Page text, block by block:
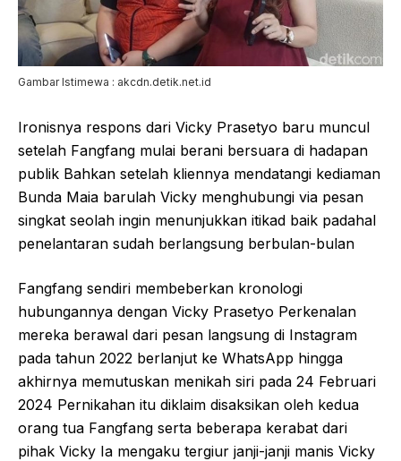
Gambar Istimewa : akcdn.detik.net.id
Ironisnya respons dari Vicky Prasetyo baru muncul
setelah Fangfang mulai berani bersuara di hadapan
publik Bahkan setelah kliennya mendatangi kediaman
Bunda Maia barulah Vicky menghubungi via pesan
singkat seolah ingin menunjukkan itikad baik padahal
penelantaran sudah berlangsung berbulan-bulan
Fangfang sendiri membeberkan kronologi
hubungannya dengan Vicky Prasetyo Perkenalan
mereka berawal dari pesan langsung di Instagram
pada tahun 2022 berlanjut ke WhatsApp hingga
akhirnya memutuskan menikah siri pada 24 Februari
2024 Pernikahan itu diklaim disaksikan oleh kedua
orang tua Fangfang serta beberapa kerabat dari
pihak Vicky Ia mengaku tergiur janji-janji manis Vicky